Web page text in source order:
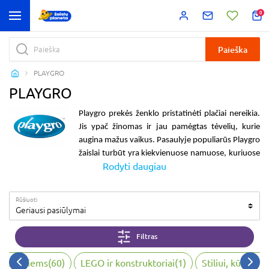
0
Paieška
PLAYGRO
PLAYGRO
Playgro prekės ženklo pristatinėti plačiai nereikia.
Jis ypač žinomas ir jau pamėgtas tėvelių, kurie
augina mažus vaikus. Pasaulyje populiarūs Playgro
žaislai turbūt yra kiekvienuose namuose, kuriuose
auga mažyliai. Taip nutiko dėl to, kad šie gaminiai
Playgro žaislai yra nuolat atnaujinami, papildomi,
išleidžiamos naujos kolekcijos. Tad vaikams
augant, auga irPlaygrožaislų pasirinkimas. Bet
klasika tapę ir patys populiariausieji žaislai yra
gaminami nuolat. Tokie, kaipPlaygro minkštas
muzikinis automobilis
ar pakabinami žaislai.
Rodyti daugiau
Rūšiuoti
Geriausi pasiūlymai
Filtras
(60) LEGO ir konstruktoriai(1) Stiliui, kūrybai,